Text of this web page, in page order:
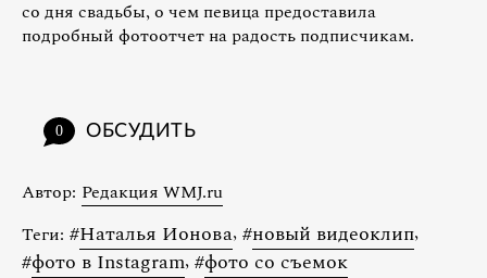
со дня свадьбы, о чем певица предоставила
подробный фотоотчет на радость подписчикам.
0 ОБСУДИТЬ
Автор: Редакция WMJ.ru
Теги: #Наталья Ионова, #новый видеоклип,
#фото в Instagram, #фото со съемок